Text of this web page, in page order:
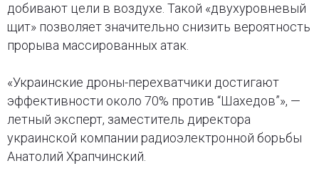
добивают цели в воздухе. Такой «двухуровневый
щит» позволяет значительно снизить вероятность
прорыва массированных атак.
«Украинские дроны-перехватчики достигают
эффективности около 70% против “Шахедов”», —
летный эксперт, заместитель директора
украинской компании радиоэлектронной борьбы
Анатолий Храпчинский.